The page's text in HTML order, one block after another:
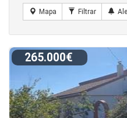
265.000€